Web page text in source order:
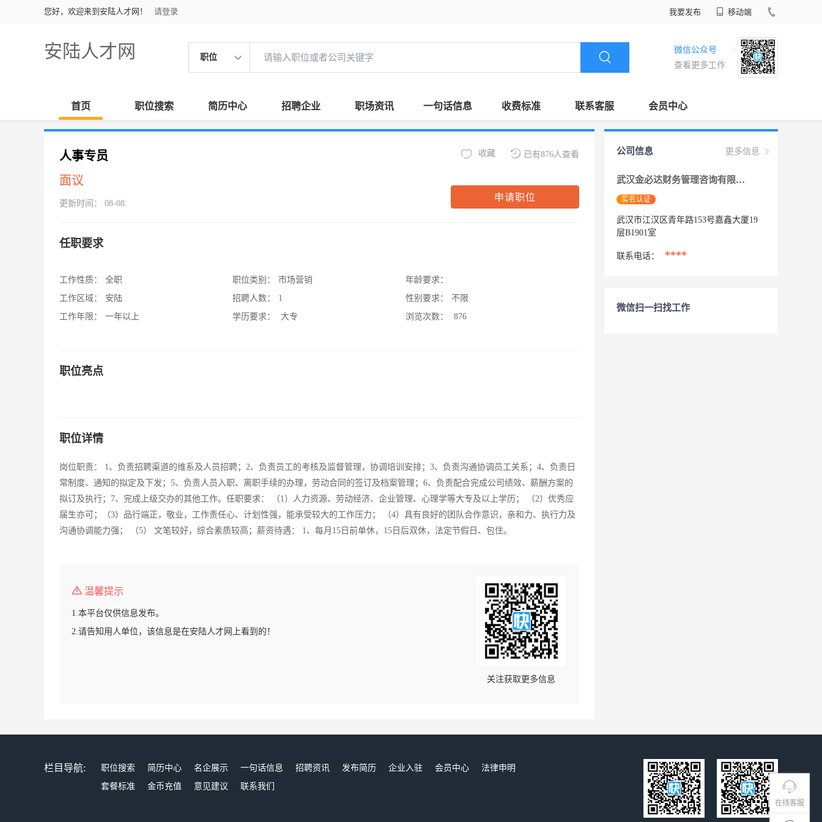
您好，欢迎来到安陆人才网！ 请登录 我要发布 移动端
安陆人才网 职位
微信公众号
查看更多工作
首页 职位搜索 简历中心 招聘企业 职场资讯 一句话信息 收费标准 联系客服 会员中心
在线客服
人事专员
面议
更新时间： 08-08
已有876人查看
收藏
申请职位
任职要求
工作性质：
全职
工作区域：
安陆
工作年限：
一年以上
职位类别：
市场营销
招聘人数：
1
学历要求：
大专
年龄要求：
性别要求：
不限
浏览次数：
876
职位亮点
职位详情
岗位职责： 1、负责招聘渠道的维系及人员招聘；2、负责员工的考核及监督管理，协调培训安排；3、负责沟通协调员工关系；4、负责日
常制度、通知的拟定及下发；5、负责人员入职、离职手续的办理，劳动合同的签订及档案管理；6、负责配合完成公司绩效、薪酬方案的
拟订及执行；7、完成上级交办的其他工作。任职要求： （1）人力资源、劳动经济、企业管理、心理学等大专及以上学历； （2）优秀应
届生亦可；（3）品行端正，敬业，工作责任心、计划性强，能承受较大的工作压力； （4）具有良好的团队合作意识，亲和力、执行力及
沟通协调能力强； （5） 文笔较好，综合素质较高；薪资待遇： 1、每月15日前单休，15日后双休，法定节假日、包住。
温馨提示
1.本平台仅供信息发布。
2.请告知用人单位，该信息是在安陆人才网上看到的！
关注获取更多信息
更多信息
公司信息
武汉金必达财务管理咨询有限公司
实名认证
武汉市江汉区青年路153号嘉鑫大厦19
层B1901室
联系电话： ****
微信扫一扫找工作
栏目导航: 职位搜索 简历中心 名企展示 一句话信息 招聘资讯 发布简历 企业入驻 会员中心
法律申明
套餐标准
金币充值 意见建议 联系我们